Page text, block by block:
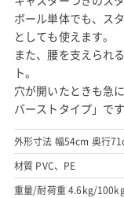
ボール単体でも、ス
としても使えます。
また、腰を支えられ
ト。
穴が開いたときも急
バーストタイプ」です
外形寸法 幅54cm 奥行
材質 PVC、PE
重量/耐荷重 4.6kg/